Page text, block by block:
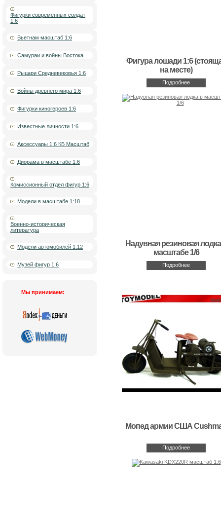
Фигурки современных солдат
1:6
Вьетнам масштаб 1:6
Самураи и войны Востока
Рыцари Средневековья 1:6
Войны древнего мира 1:6
Фигурки киногероев 1:6
Известные личности 1:6
Аксессуары 1:6 КБ Масштаб
Диорама в масштабе 1:6
Комиссионный отдел фигур 1:6
Модели в масштабе 1:18
Военно-историческая
литература
Модели автомобилей 1:12
Музей фигур 1:6
Мы принимаем:
Фигура лошади 1:6
на месте)
Подробнее
Надувная резиновая
масштабе 1/6
Подробнее
Мопед армии США
Подробнее